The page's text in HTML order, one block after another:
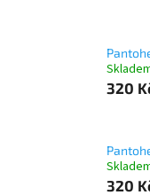
320
320